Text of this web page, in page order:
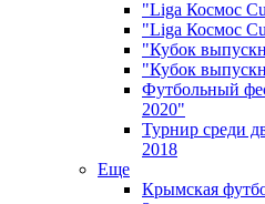
"Liga Космос
"Liga Космос
"Кубок
"Кубок
Футбольный
2020"
Турнир среди
2018
Еще
Крымская